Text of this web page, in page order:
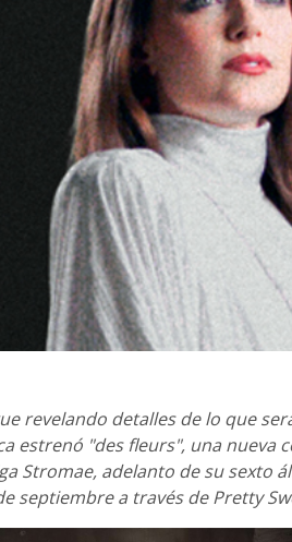
revelando detalles de lo que
estrenó "des fleurs", una nueva
Stromae, adelanto de su sexto
septiembre a través de Pretty